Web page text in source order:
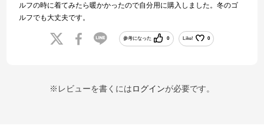
ルフの時に着てみたら暖かかったので自分用に購入しました。冬のゴ
ルフでも大丈夫です。
参考になった 0 Like! 0
※レビューを書くにはログインが必要です。